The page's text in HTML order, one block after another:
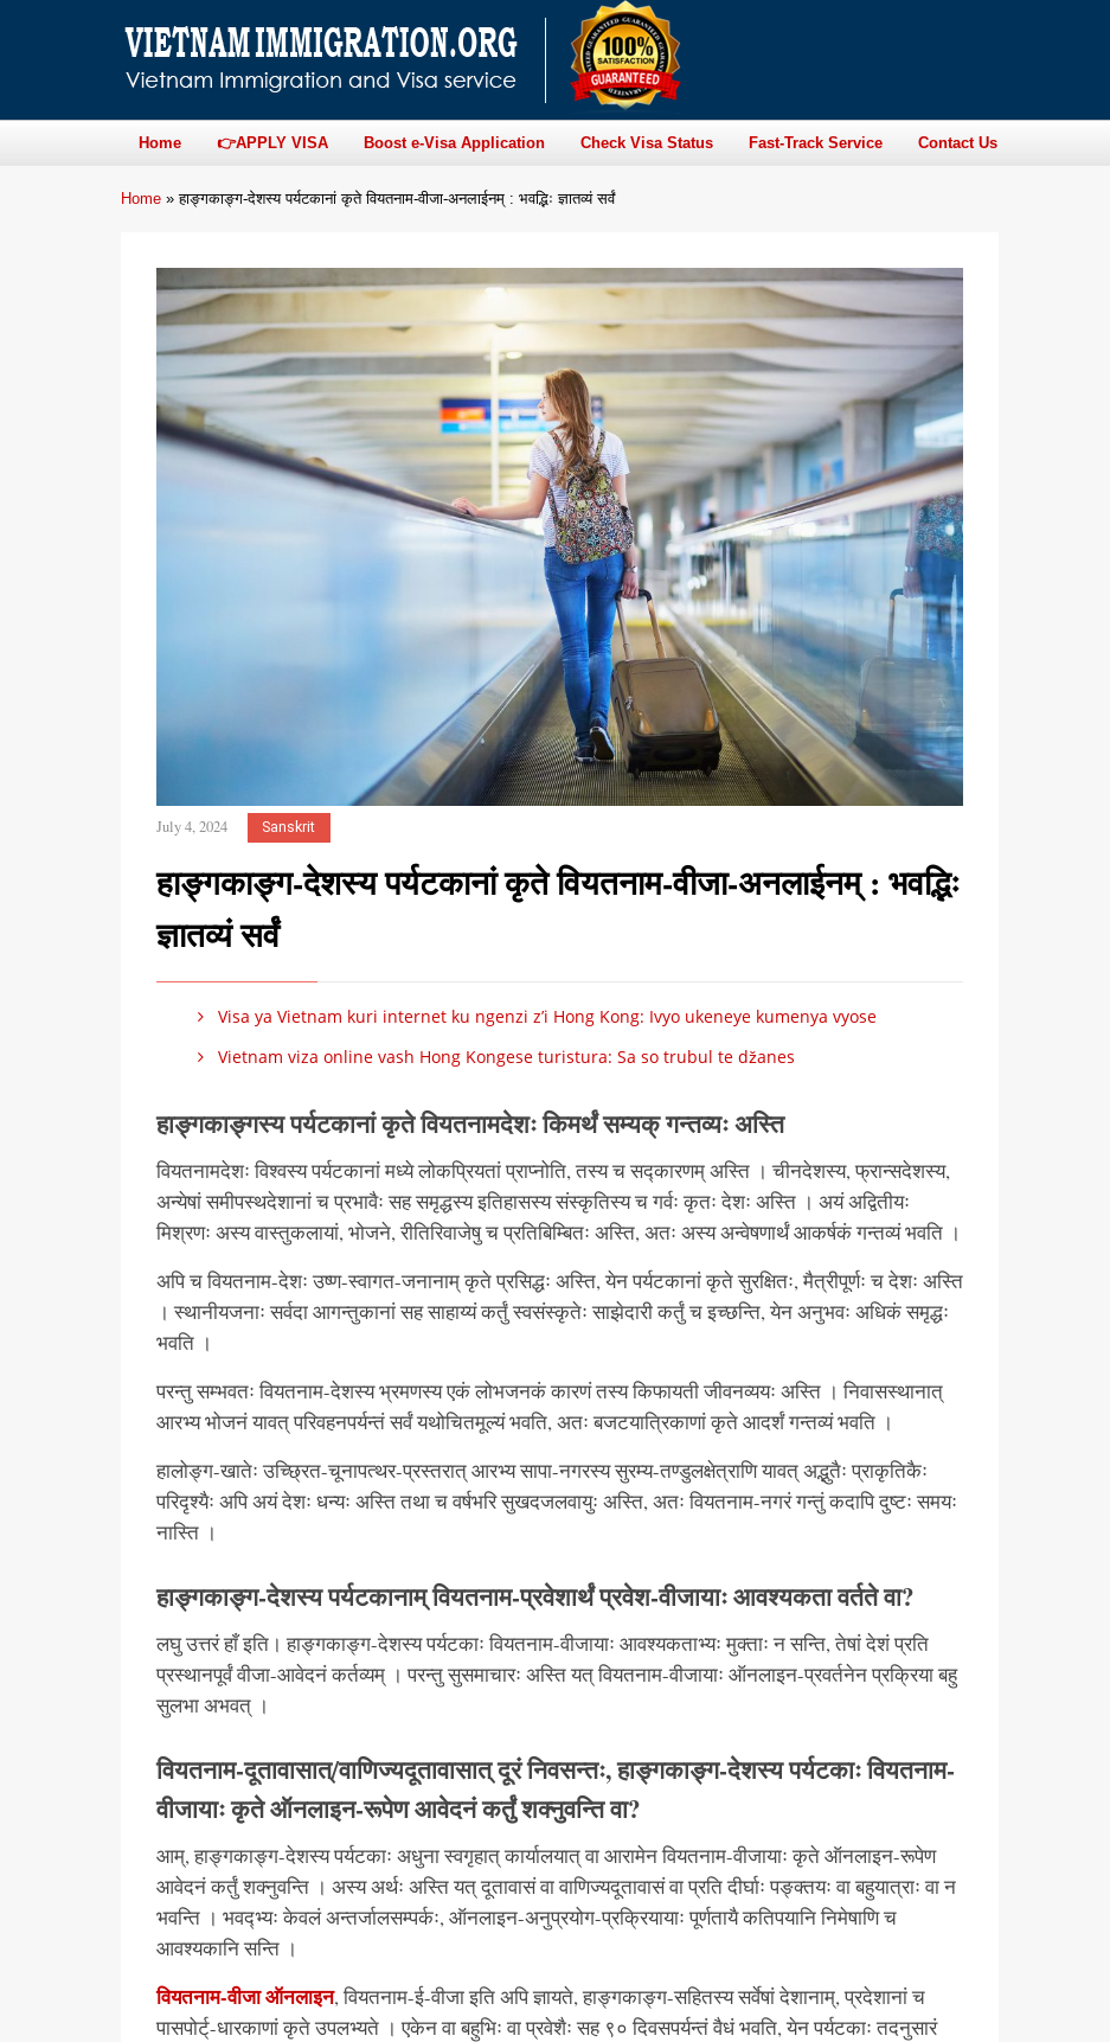
Home 👉APPLY VISA Boost e-Visa Application Check Visa Status Fast-Track Service Contact Us
Home »हाङ्गकाङ्ग-देशस्य पर्यटकानां कृते वियतनाम-वीजा-अनलाईनम् : भवद्भिः ज्ञातव्यं सर्वं
July 4, 2024 Sanskrit
हाङ्गकाङ्ग-देशस्य पर्यटकानां कृते वियतनाम-वीजा-अनलाईनम् : भवद्भिः
ज्ञातव्यं सर्वं
Visa ya Vietnam kuri internet ku ngenzi z’i Hong Kong: Ivyo ukeneye kumenya vyose
Vietnam viza online vash Hong Kongese turistura: Sa so trubul te džanes
हाङ्गकाङ्गस्य पर्यटकानां कृते वियतनामदेशः किमर्थं सम्यक् गन्तव्यः अस्ति
वियतनामदेशः विश्वस्य पर्यटकानां मध्ये लोकप्रियतां प्राप्नोति, तस्य च सद्कारणम् अस्ति । चीनदेशस्य, फ्रान्सदेशस्य,
अन्येषां समीपस्थदेशानां च प्रभावैः सह समृद्धस्य इतिहासस्य संस्कृतिस्य च गर्वः कृतः देशः अस्ति । अयं अद्वितीयः
मिश्रणः अस्य वास्तुकलायां, भोजने, रीतिरिवाजेषु च प्रतिबिम्बितः अस्ति, अतः अस्य अन्वेषणार्थं आकर्षकं गन्तव्यं भवति ।
अपि च वियतनाम-देशः उष्ण-स्वागत-जनानाम् कृते प्रसिद्धः अस्ति, येन पर्यटकानां कृते सुरक्षितः, मैत्रीपूर्णः च देशः अस्ति
। स्थानीयजनाः सर्वदा आगन्तुकानां सह साहाय्यं कर्तुं स्वसंस्कृतेः साझेदारी कर्तुं च इच्छन्ति, येन अनुभवः अधिकं समृद्धः
भवति ।
परन्तु सम्भवतः वियतनाम-देशस्य भ्रमणस्य एकं लोभजनकं कारणं तस्य किफायती जीवनव्ययः अस्ति । निवासस्थानात्
आरभ्य भोजनं यावत् परिवहनपर्यन्तं सर्वं यथोचितमूल्यं भवति, अतः बजटयात्रिकाणां कृते आदर्शं गन्तव्यं भवति ।
हालोङ्ग-खातेः उच्छ्रित-चूनापत्थर-प्रस्तरात् आरभ्य सापा-नगरस्य सुरम्य-तण्डुलक्षेत्राणि यावत् अद्भुतैः प्राकृतिकैः
परिदृश्यैः अपि अयं देशः धन्यः अस्ति तथा च वर्षभरि सुखदजलवायुः अस्ति, अतः वियतनाम-नगरं गन्तुं कदापि दुष्टः समयः
नास्ति ।
हाङ्गकाङ्ग-देशस्य पर्यटकानाम् वियतनाम-प्रवेशार्थं प्रवेश-वीजायाः आवश्यकता वर्तते वा?
लघु उत्तरं हाँ इति। हाङ्गकाङ्ग-देशस्य पर्यटकाः वियतनाम-वीजायाः आवश्यकताभ्यः मुक्ताः न सन्ति, तेषां देशं प्रति
प्रस्थानपूर्वं वीजा-आवेदनं कर्तव्यम् । परन्तु सुसमाचारः अस्ति यत् वियतनाम-वीजायाः ऑनलाइन-प्रवर्तनेन प्रक्रिया बहु
सुलभा अभवत् ।
वियतनाम-दूतावासात्/वाणिज्यदूतावासात् दूरं निवसन्तः, हाङ्गकाङ्ग-देशस्य पर्यटकाः वियतनाम-
वीजायाः कृते ऑनलाइन-रूपेण आवेदनं कर्तुं शक्नुवन्ति वा?
आम्, हाङ्गकाङ्ग-देशस्य पर्यटकाः अधुना स्वगृहात् कार्यालयात् वा आरामेन वियतनाम-वीजायाः कृते ऑनलाइन-रूपेण
आवेदनं कर्तुं शक्नुवन्ति । अस्य अर्थः अस्ति यत् दूतावासं वा वाणिज्यदूतावासं वा प्रति दीर्घाः पङ्क्तयः वा बहुयात्राः वा न
भवन्ति । भवद्भ्यः केवलं अन्तर्जालसम्पर्कः, ऑनलाइन-अनुप्रयोग-प्रक्रियायाः पूर्णतायै कतिपयानि निमेषाणि च
आवश्यकानि सन्ति ।
वियतनाम-वीजा ऑनलाइन, वियतनाम-ई-वीजा इति अपि ज्ञायते, हाङ्गकाङ्ग-सहितस्य सर्वेषां देशानाम्, प्रदेशानां च
पासपोर्ट्-धारकाणां कृते उपलभ्यते । एकेन वा बहुभिः वा प्रवेशैः सह ९० दिवसपर्यन्तं वैधं भवति, येन पर्यटकाः तदनुसारं